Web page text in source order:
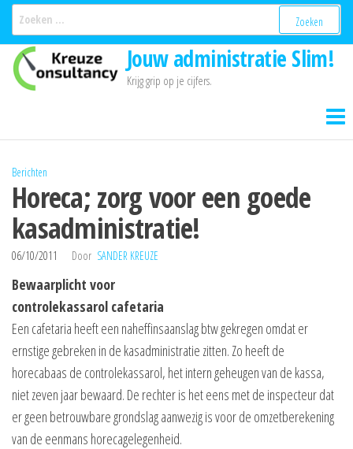
Ga
naar
inhoud
Jouw administratie Slim!
Krijg grip op je cijfers.
Berichten
Horeca; zorg voor een goede
kasadministratie!
06/10/2011 Door SANDER KREUZE
Bewaarplicht voor
controlekassarol cafetaria
Een cafetaria heeft een naheffinsaanslag btw gekregen omdat er
ernstige gebreken in de kasadministratie zitten. Zo heeft de
horecabaas de controlekassarol, het intern geheugen van de kassa,
niet zeven jaar bewaard. De rechter is het eens met de inspecteur dat
er geen betrouwbare grondslag aanwezig is voor de omzetberekening
van de eenmans horecagelegenheid.